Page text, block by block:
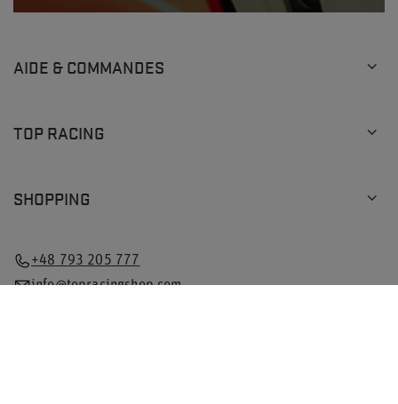
AIDE & COMMANDES
TOP RACING
SHOPPING
+48 793 205 777
info@topracingshop.com